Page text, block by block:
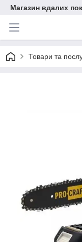
Магазин вдалих
Товари та